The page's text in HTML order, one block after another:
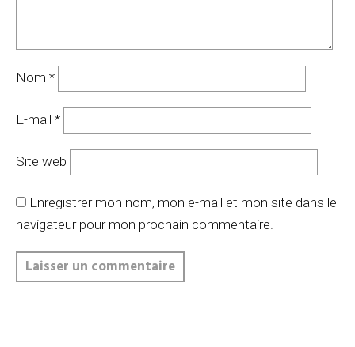
Nom *
E-mail *
Site web
Enregistrer mon nom, mon e-mail et mon site dans le
navigateur pour mon prochain commentaire.